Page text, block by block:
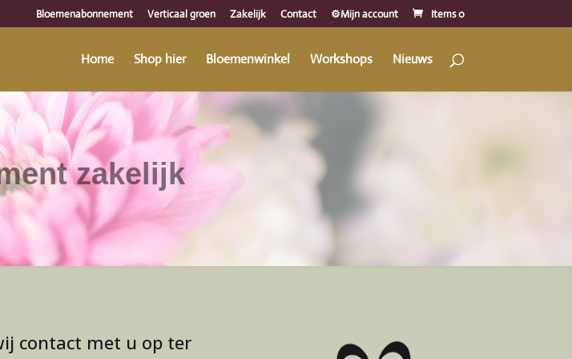
Bloemenabonnement Verticaal groen Zakelijk Contact ⚙️Mijn account Items 0
Home Shop hier Bloemenwinkel Workshops Nieuws
zakelijk
contact met u op ter